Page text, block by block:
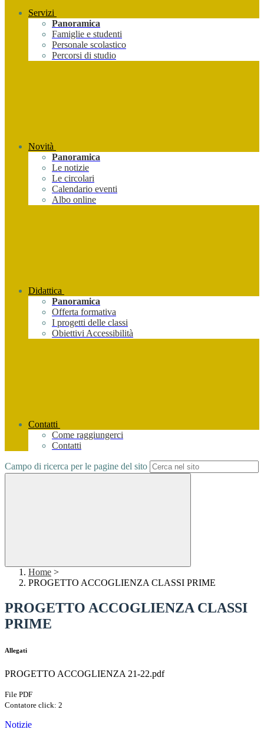
Servizi
Panoramica
Famiglie e studenti
Personale scolastico
Percorsi di studio
Novità
Panoramica
Le notizie
Le circolari
Calendario eventi
Albo online
Didattica
Panoramica
Offerta formativa
I progetti delle classi
Obiettivi Accessibilità
Contatti
Come raggiungerci
Contatti
Campo di ricerca per le pagine del sito
Home >
PROGETTO ACCOGLIENZA CLASSI PRIME
PROGETTO ACCOGLIENZA CLASSI
PRIME
Allegati
PROGETTO ACCOGLIENZA 21-22.pdf
File PDF
Contatore click: 2
Notizie